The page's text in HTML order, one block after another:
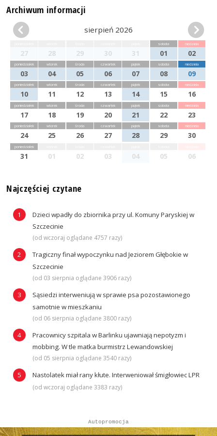
Archiwum informacji
sierpień 2026
27 28 29 30 31
sobota
01
niedziela
02
poniedziałek
03
wtorek
04
środa
05
czwartek
06
piątek
07
sobota
08
niedziela
09
poniedziałek
10
wtorek
11
środa
12
czwartek
13
piątek
14
sobota
15
niedziela
16
poniedziałek
17
wtorek
18
środa
19
czwartek
20
piątek
21
sobota
22
niedziela
23
poniedziałek
24
wtorek
25
środa
26
czwartek
27
piątek
28
sobota
29
niedziela
30
poniedziałek
31 01 02 03 04 05 06
Najczęściej czytane
Dzieci wpadły do zbiornika przy ul. Komuny Paryskiej w
Szczecinie
(od wczoraj oglądane 4757 razy)
Tragiczny finał wypoczynku nad Jeziorem Głębokie w
Szczecinie
(od 03 sierpnia oglądane 3906 razy)
Sąsiedzi interweniują w sprawie psa pozostawionego
samotnie w mieszkaniu
(od 06 sierpnia oglądane 3800 razy)
Pracownicy szpitala w Barlinku ujawniają nepotyzm i
mobbing. W tle matka burmistrz Lewandowskiej
(od 05 sierpnia oglądane 3540 razy)
Nastolatek miał rany kłute. Interweniował śmigłowiec LPR
(od wczoraj oglądane 3383 razy)
Autopromocja